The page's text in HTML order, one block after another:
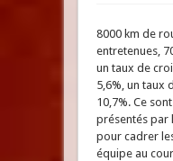
8000 km de
entretenues,
un taux de
5,6%, un taux
10,7%. Ce
présentés par
pour cadrer
équipe au